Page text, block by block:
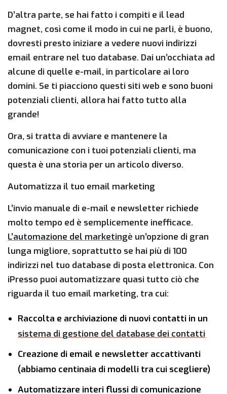
D’altra parte, se hai fatto i compiti e il lead
magnet, così come il modo in cui ne parli, è buono,
dovresti presto iniziare a vedere nuovi indirizzi
email entrare nel tuo database. Dai un’occhiata ad
alcune di quelle e-mail, in particolare ai loro
domini. Se ti piacciono questi siti web e sono buoni
potenziali clienti, allora hai fatto tutto alla
grande!
Ora, si tratta di avviare e mantenere la
comunicazione con i tuoi potenziali clienti, ma
questa è una storia per un articolo diverso.
Automatizza il tuo email marketing
L’invio manuale di e-mail e newsletter richiede
molto tempo ed è semplicemente inefficace.
L’automazione del marketingè un’opzione di gran
lunga migliore, soprattutto se hai più di 100
indirizzi nel tuo database di posta elettronica. Con
iPresso puoi automatizzare quasi tutto ciò che
riguarda il tuo email marketing, tra cui:
Raccolta e archiviazione di nuovi contatti in un
sistema di gestione del database dei contatti
Creazione di email e newsletter accattivanti
(abbiamo centinaia di modelli tra cui scegliere)
Automatizzare interi flussi di comunicazione